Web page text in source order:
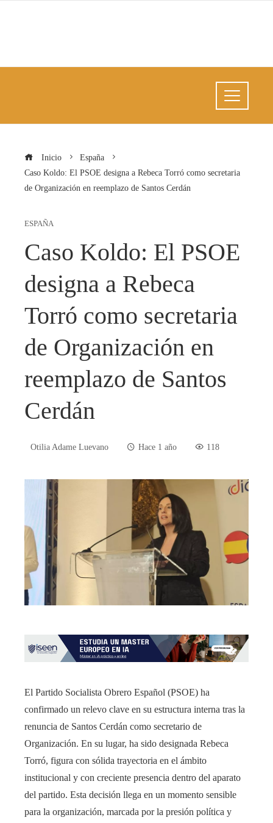
Inicio
España
Caso Koldo: El PSOE designa a Rebeca Torró como secretaria
de Organización en reemplazo de Santos Cerdán
ESPAÑA
Caso Koldo: El PSOE
designa a Rebeca
Torró como secretaria
de Organización en
reemplazo de Santos
Cerdán
Otilia Adame Luevano Hace 1 año 118
El Partido Socialista Obrero Español (PSOE) ha
confirmado un relevo clave en su estructura interna tras la
renuncia de Santos Cerdán como secretario de
Organización. En su lugar, ha sido designada Rebeca
Torró, figura con sólida trayectoria en el ámbito
institucional y con creciente presencia dentro del aparato
del partido. Esta decisión llega en un momento sensible
para la organización, marcada por la presión política y